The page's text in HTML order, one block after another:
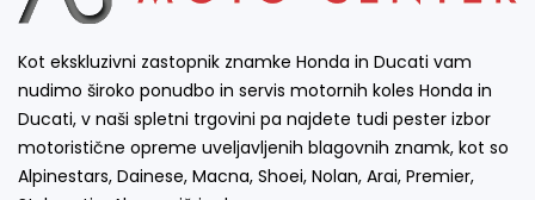
Kot ekskluzivni zastopnik znamke Honda in Ducati vam
nudimo široko ponudbo in servis motornih koles Honda in
Ducati, v naši spletni trgovini pa najdete tudi pester izbor
motoristične opreme uveljavljenih blagovnih znamk, kot so
Alpinestars, Dainese, Macna, Shoei, Nolan, Arai, Premier,